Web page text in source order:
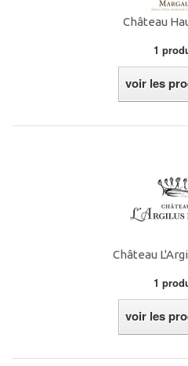
Château
1
voir les
Château
1
voir les